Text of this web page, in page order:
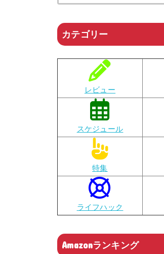
カテゴリー
レビュー
スケジュール
特集
ライフハック
Amazonランキング